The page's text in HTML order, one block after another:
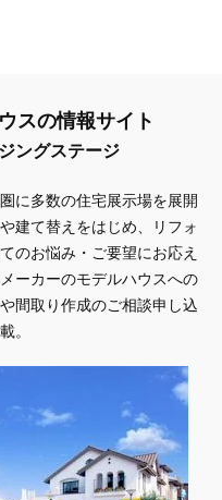
スの情報サイト
ングステージ
に多数の住宅展示場を展開
建て替えをはじめ、リフォ
のお悩み・ご要望にお応え
ーカーのモデルハウスへの
間取り作成のご相談申し込
。